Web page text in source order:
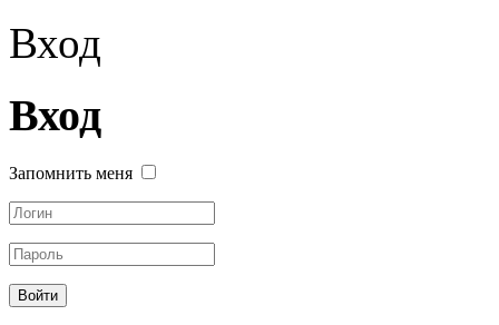
Вход
Вход
Запомнить меня